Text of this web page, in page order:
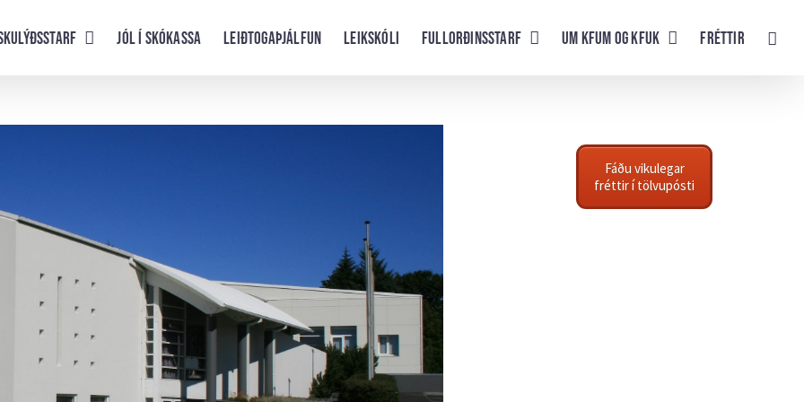
Jól í skókassa Leiðtogaþjálfun Leikskóli Fullorðinsstarf UM KFUM og KFUK Fréttir
Fáðu vikulegar
fréttir í tölvupósti